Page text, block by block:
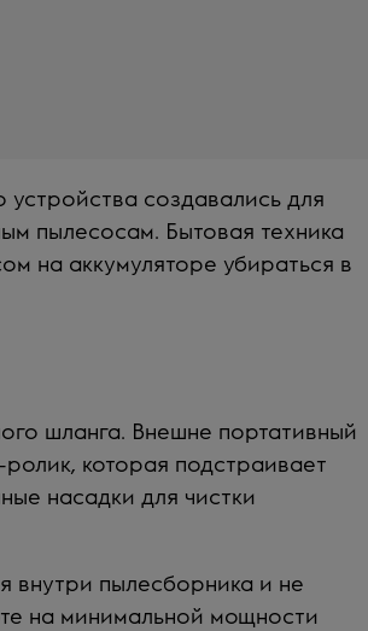
создавались для
пылесосам. Бытовая техника
на аккумуляторе убираться в
шланга. Внешне портативный
которая подстраивает
насадки для чистки
внутри пылесборника и не
на минимальной мощности